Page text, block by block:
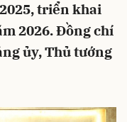
triển khai
2026. Đồng chí
ủy, Thủ tướng